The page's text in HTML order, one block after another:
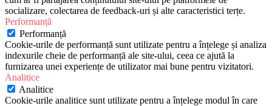
socializare, colectarea de feedback-uri și alte caracteristici terțe.
Performanță
Performanță
Cookie-urile de performanță sunt utilizate pentru a înțelege și analiza
indexurile cheie de performanță ale site-ului, ceea ce ajută la
furnizarea unei experiențe de utilizator mai bune pentru vizitatori.
Analitice
Analitice
Cookie-urile analitice sunt utilizate pentru a înțelege modul în care